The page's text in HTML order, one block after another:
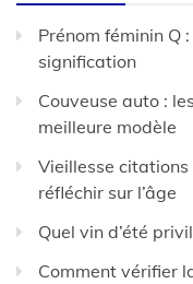
Prénom féminin Q
signification
Couveuse auto :
meilleure modèle
Vieillesse
réfléchir sur l’âge
Quel vin d’été
Comment vérifier